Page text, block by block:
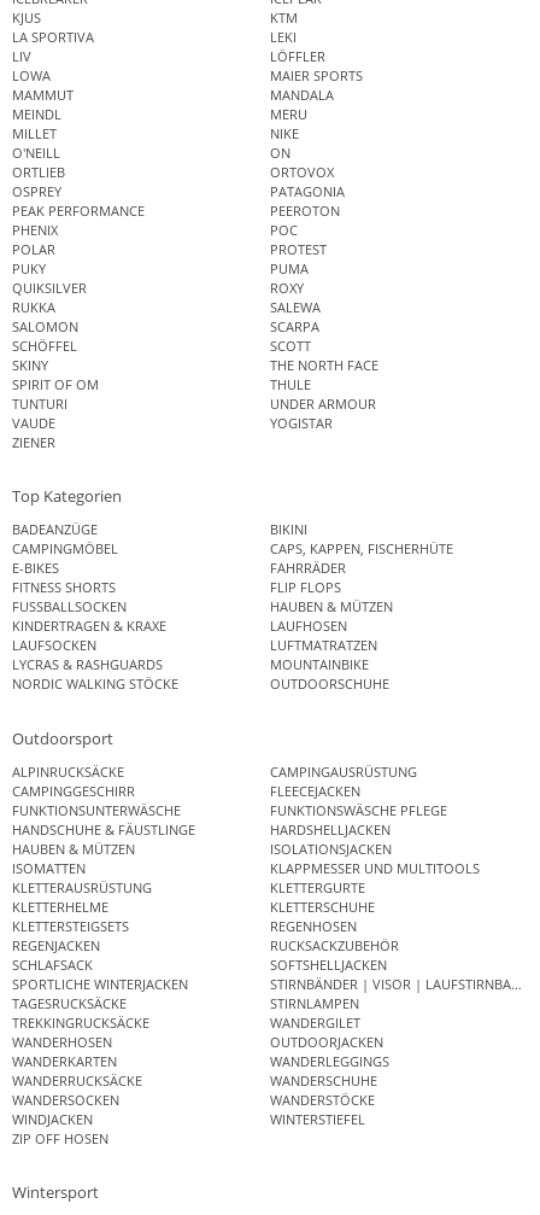
KJUS
KTM
LA SPORTIVA
LEKI
LIV
LÖFFLER
LOWA
MAIER SPORTS
MAMMUT
MANDALA
MEINDL
MERU
MILLET
NIKE
O'NEILL
ON
ORTLIEB
ORTOVOX
OSPREY
PATAGONIA
PEAK PERFORMANCE
PEEROTON
PHENIX
POC
POLAR
PROTEST
PUKY
PUMA
QUIKSILVER
ROXY
RUKKA
SALEWA
SALOMON
SCARPA
SCHÖFFEL
SCOTT
SKINY
THE NORTH FACE
SPIRIT OF OM
THULE
TUNTURI
UNDER ARMOUR
VAUDE
YOGISTAR
ZIENER
Top Kategorien
BADEANZÜGE
BIKINI
CAMPINGMÖBEL
CAPS, KAPPEN, FISCHERHÜTE
E-BIKES
FAHRRÄDER
FITNESS SHORTS
FLIP FLOPS
FUSSBALLSOCKEN
HAUBEN & MÜTZEN
KINDERTRAGEN & KRAXE
LAUFHOSEN
LAUFSOCKEN
LUFTMATRATZEN
LYCRAS & RASHGUARDS
MOUNTAINBIKE
NORDIC WALKING STÖCKE
OUTDOORSCHUHE
Outdoorsport
ALPINRUCKSÄCKE
CAMPINGAUSRÜSTUNG
CAMPINGGESCHIRR
FLEECEJACKEN
FUNKTIONSUNTERWÄSCHE
FUNKTIONSWÄSCHE PFLEGE
HANDSCHUHE & FÄUSTLINGE
HARDSHELLJACKEN
HAUBEN & MÜTZEN
ISOLATIONSJACKEN
ISOMATTEN
KLAPPMESSER UND MULTITOOLS
KLETTERAUSRÜSTUNG
KLETTERGURTE
KLETTERHELME
KLETTERSCHUHE
KLETTERSTEIGSETS
REGENHOSEN
REGENJACKEN
RUCKSACKZUBEHÖR
SCHLAFSACK
SOFTSHELLJACKEN
SPORTLICHE WINTERJACKEN
STIRNBÄNDER | VISOR | LAUFSTIRNBAND
TAGESRUCKSÄCKE
STIRNLAMPEN
TREKKINGRUCKSÄCKE
WANDERGILET
WANDERHOSEN
OUTDOORJACKEN
WANDERKARTEN
WANDERLEGGINGS
WANDERRUCKSÄCKE
WANDERSCHUHE
WANDERSOCKEN
WANDERSTÖCKE
WINDJACKEN
WINTERSTIEFEL
ZIP OFF HOSEN
Wintersport